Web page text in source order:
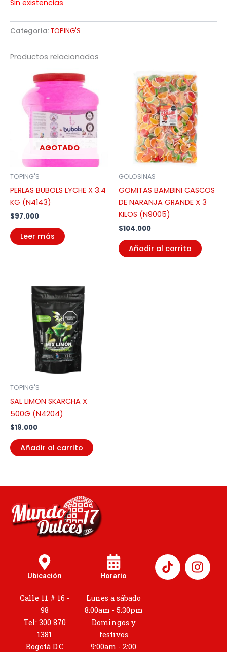
Sin existencias
Categoría:TOPING'S
Productos relacionados
AGOTADO
TOPING'S
PERLAS BUBOLS LYCHE X 3.4
KG (N4143)
$97.000
Leer más
GOLOSINAS
GOMITAS BAMBINI CASCOS
DE NARANJA GRANDE X 3
KILOS (N9005)
$104.000
Añadir al carrito
TOPING'S
SAL LIMON SKARCHA X
500G (N4204)
$19.000
Añadir al carrito
Ubicación
Calle 11 # 16 -
98
Tel: 300 870
1381
Bogotá D.C
Horario
Lunes a sábado
8:00am - 5:30pm
Domingos y
festivos
9:00am - 2:00
I
n
s